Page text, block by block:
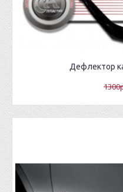
Дефлектор